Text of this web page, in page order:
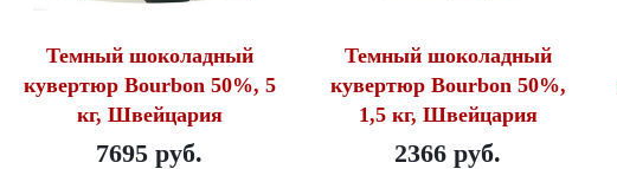
Темный шоколадный
кувертюр Bourbon 50%, 5
кг, Швейцария
7695 руб.
Темный шоколадный
кувертюр Bourbon 50%,
1,5 кг, Швейцария
2366 руб.